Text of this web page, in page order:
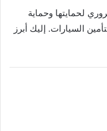
لحمايتها وحماية
السيارات. إليك أبرز